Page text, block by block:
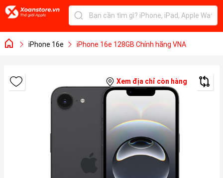
iPhone 16e iPhone 16e 128GB Chính hãng VNA
Xem địa chỉ còn hàng